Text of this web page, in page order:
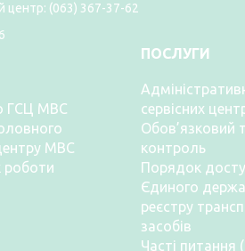
центр: (063) 367-37-62
ГСЦ МВС
МВС
роботи
ПОСЛУГИ
сервісних
Обов’язковий
контроль
Порядок
Єдиного
реєстру
засобів
Часті питання